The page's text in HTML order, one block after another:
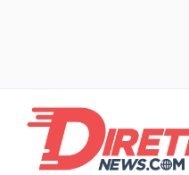
contenuto